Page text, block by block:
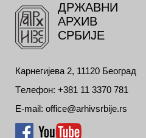
ДРЖАВНИ
АРХИВ
СРБИЈЕ
Карнегијева 2, 11120 Београд
Tелефон: +381 11 3370 781
E-mail: office@arhivsrbije.rs